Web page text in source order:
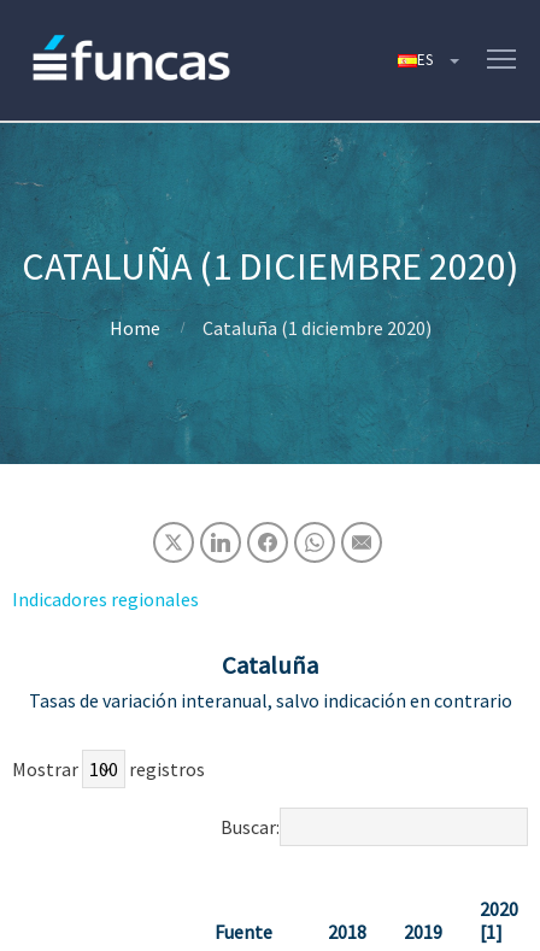
CATALUÑA (1 DICIEMBRE 2020)
Home Cataluña (1 diciembre 2020)
Indicadores regionales
Cataluña
Tasas de variación interanual, salvo indicación en contrario
Mostrar registros
Buscar:
Fuente 2018 2019
2020
[1]